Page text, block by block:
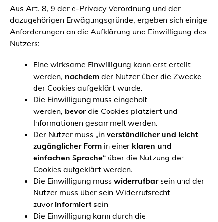
Aus Art. 8, 9 der e-Privacy Verordnung und der
dazugehörigen Erwägungsgründe, ergeben sich einige
Anforderungen an die Aufklärung und Einwilligung des
Nutzers:
Eine wirksame Einwilligung kann erst erteilt
werden, nachdem der Nutzer über die Zwecke
der Cookies aufgeklärt wurde.
Die Einwilligung muss eingeholt
werden, bevordie Cookies platziert und
Informationen gesammelt werden.
Der Nutzer muss „in verständlicher und leicht
zugänglicher Form in einer klaren und
einfachen Sprache“ über die Nutzung der
Cookies aufgeklärt werden.
Die Einwilligung muss widerrufbarsein und der
Nutzer muss über sein Widerrufsrecht
zuvor informiert sein.
Die Einwilligung kann durch die